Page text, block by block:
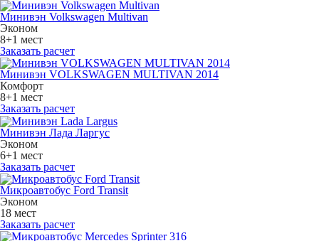
Минивэн Volkswagen Multivan
Эконом
8+1 мест
Заказать расчет
Минивэн VOLKSWAGEN MULTIVAN 2014
Комфорт
8+1 мест
Заказать расчет
Минивэн Лада Ларгус
Эконом
6+1 мест
Заказать расчет
Микроавтобус Ford Transit
Эконом
18 мест
Заказать расчет